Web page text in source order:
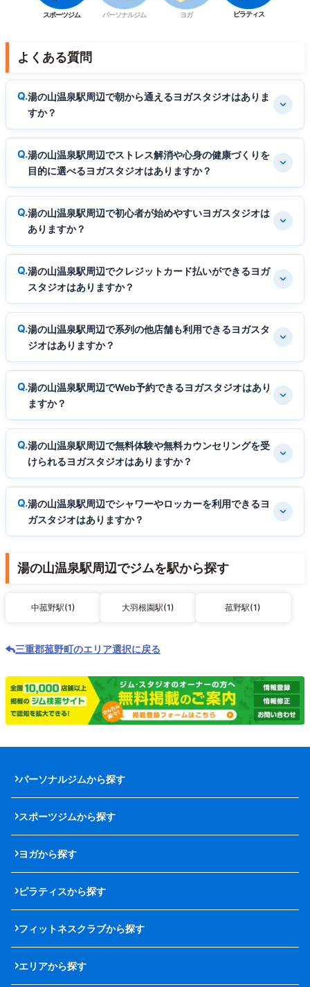
スポーツジム パーソナルジム ヨガ ピラティス
よくある質問
湯の山温泉駅周辺で朝から通えるヨガスタジオはありま
すか？
湯の山温泉駅周辺でストレス解消や心身の健康づくりを
目的に選べるヨガスタジオはありますか？
湯の山温泉駅周辺で初心者が始めやすいヨガスタジオは
ありますか？
湯の山温泉駅周辺でクレジットカード払いができるヨガ
スタジオはありますか？
湯の山温泉駅周辺で系列の他店舗も利用できるヨガスタ
ジオはありますか？
湯の山温泉駅周辺でWeb予約できるヨガスタジオはあり
ますか？
湯の山温泉駅周辺で無料体験や無料カウンセリングを受
けられるヨガスタジオはありますか？
湯の山温泉駅周辺でシャワーやロッカーを利用できるヨ
ガスタジオはありますか？
湯の山温泉駅周辺でジムを駅から探す
中菰野駅(1) 大羽根園駅(1) 菰野駅(1)
三重郡菰野町のエリア選択に戻る
パーソナルジムから探す
スポーツジムから探す
ヨガから探す
ピラティスから探す
フィットネスクラブから探す
エリアから探す